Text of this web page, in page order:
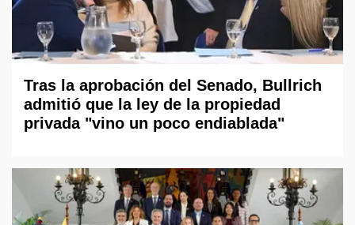
Tras la aprobación del Senado, Bullrich
admitió que la ley de la propiedad
privada "vino un poco endiablada"